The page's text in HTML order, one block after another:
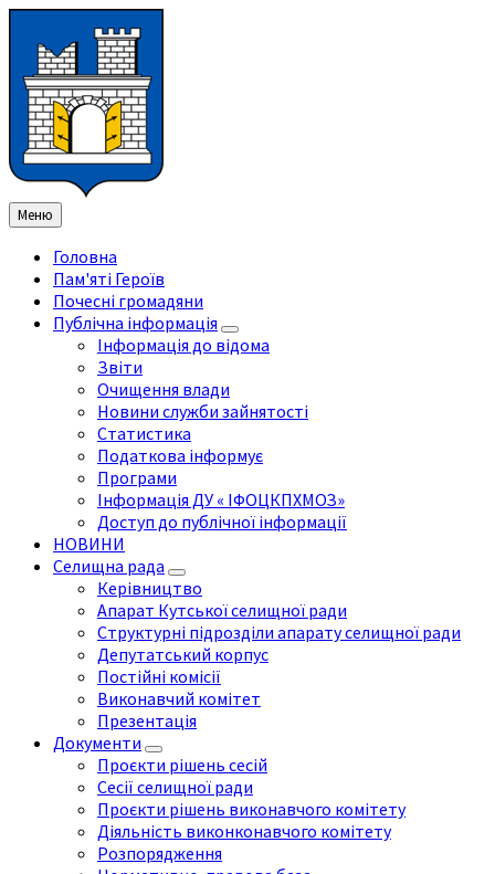
змісту
ліву
бічну
панель
праву
бічну
панель
нижнього
колонтитула
Меню
Головна
Пам'яті Героїв
Почесні громадяни
Публічна інформація
Інформація до відома
Звіти
Очищення влади
Новини служби зайнятості
Статистика
Податкова інформує
Програми
Інформація ДУ « ІФОЦКПХМОЗ»
Доступ до публічної інформації
НОВИНИ
Селищна рада
Керівництво
Апарат Кутської селищної ради
Структурні підрозділи апарату селищної ради
Депутатський корпус
Постійні комісії
Виконавчий комітет
Презентація
Документи
Проєкти рішень сесій
Сесії селищної ради
Проєкти рішень виконавчого комітету
Діяльність виконконавчого комітету
Розпорядження